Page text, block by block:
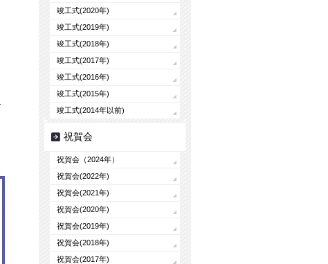
竣工式(2020年)
竣工式(2019年)
竣工式(2018年)
竣工式(2017年)
竣工式(2016年)
竣工式(2015年)
竣工式(2014年以前)
祝賀会
祝賀会（2024年）
祝賀会(2022年)
祝賀会(2021年)
祝賀会(2020年)
祝賀会(2019年)
祝賀会(2018年)
祝賀会(2017年)